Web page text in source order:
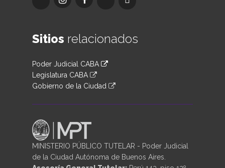
Sitios relacionados
Poder Judicial CABA
Legislatura CABA
Gobierno de la Ciudad
MINISTERIO PÚBLICO TUTELAR - Poder Judicial
de la Ciudad Autónoma de Buenos Aires.